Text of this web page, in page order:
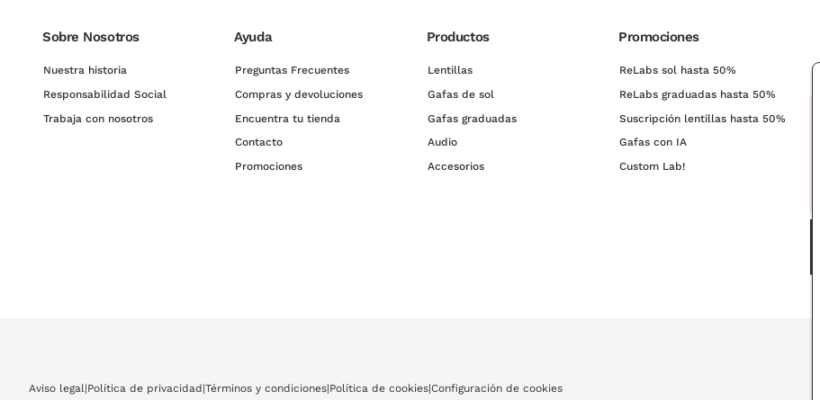
Sobre Nosotros
Nuestra historia
Responsabilidad Social
Trabaja con nosotros
Ayuda
Preguntas Frecuentes
Compras y devoluciones
Encuentra tu tienda
Contacto
Promociones
Productos
Lentillas
Gafas de sol
Gafas graduadas
Audio
Accesorios
Promociones
ReLabs sol hasta 50%
ReLabs graduadas hasta 50%
Suscripción lentillas hasta 50%
Gafas con IA
Custom Lab!
Aviso legal|Política de privacidad |Términos y condiciones|Política de cookies|Configuración de cookies